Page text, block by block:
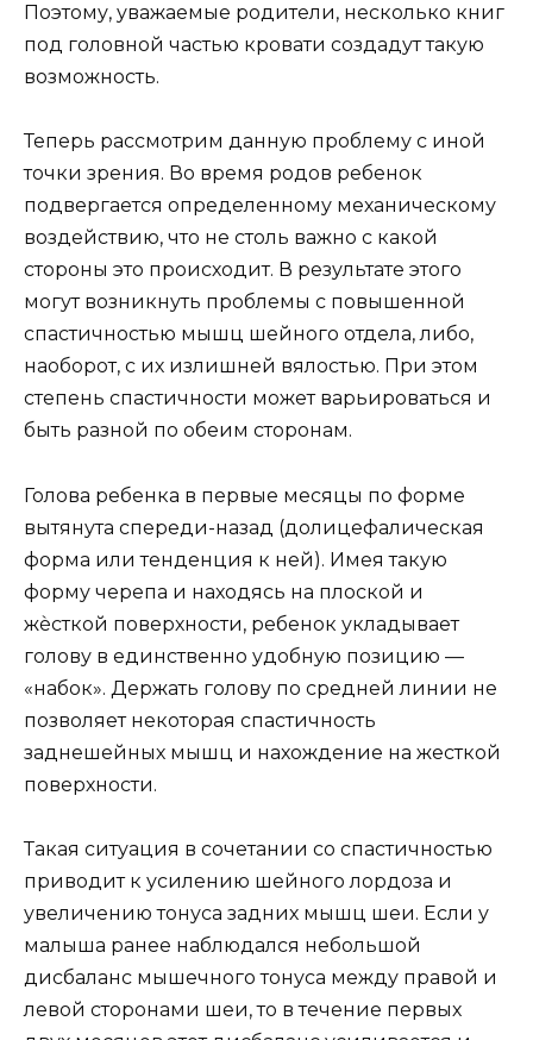
Поэтому, уважаемые родители, несколько книг
под головной частью кровати создадут такую
возможность.
Теперь рассмотрим данную проблему с иной
точки зрения. Во время родов ребенок
подвергается определенному механическому
воздействию, что не столь важно с какой
стороны это происходит. В результате этого
могут возникнуть проблемы с повышенной
спастичностью мышц шейного отдела, либо,
наоборот, с их излишней вялостью. При этом
степень спастичности может варьироваться и
быть разной по обеим сторонам.
Голова ребенка в первые месяцы по форме
вытянута спереди-назад (долицефалическая
форма или тенденция к ней). Имея такую
форму черепа и находясь на плоской и
жѐсткой поверхности, ребенок укладывает
голову в единственно удобную позицию —
«набок». Держать голову по средней линии не
позволяет некоторая спастичность
заднешейных мышц и нахождение на жесткой
поверхности.
Такая ситуация в сочетании со спастичностью
приводит к усилению шейного лордоза и
увеличению тонуса задних мышц шеи. Если у
малыша ранее наблюдался небольшой
дисбаланс мышечного тонуса между правой и
левой сторонами шеи, то в течение первых